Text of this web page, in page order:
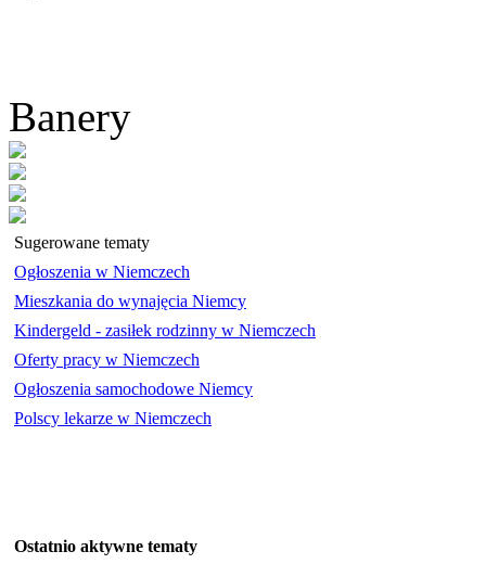
Banery
Sugerowane tematy
Ogłoszenia w Niemczech
Mieszkania do wynajęcia Niemcy
Kindergeld - zasiłek rodzinny w Niemczech
Oferty pracy w Niemczech
Ogłoszenia samochodowe Niemcy
Polscy lekarze w Niemczech
Ostatnio aktywne tematy